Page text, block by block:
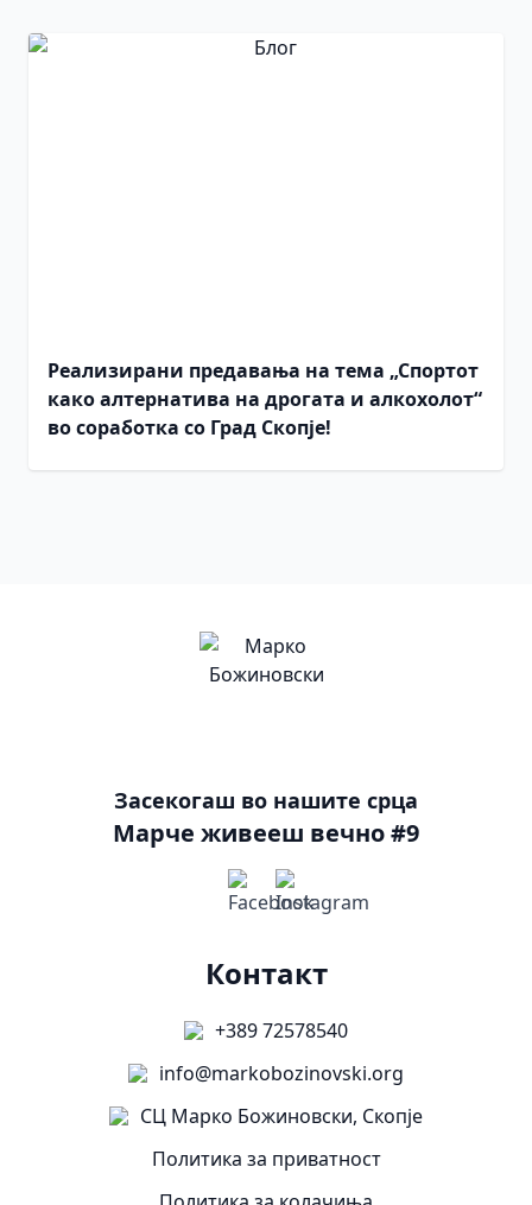
Реализирани предавања на тема „Спортот
како алтернатива на дрогата и алкохолот“
во соработка со Град Скопје!
Засекогаш во нашите срца
Марче живееш вечно #9
Контакт
+389 72578540
info@markobozinovski.org
СЦ Марко Божиновски, Скопје
Политика за приватност